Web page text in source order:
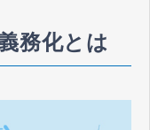
務化とは